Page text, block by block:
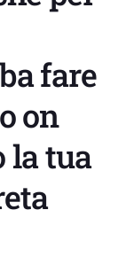
fare
on
la tua